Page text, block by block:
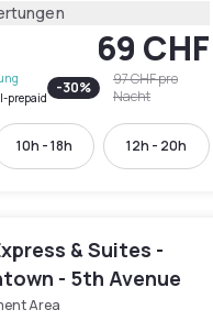
prepaid
69 CHF
-30% 97 CHFpro
Nacht
10h - 18h 12h - 20h
& Suites -
- 5th Avenue
Area